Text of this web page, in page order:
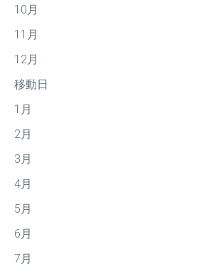
10月
11月
12月
移動日
1月
2月
3月
4月
5月
6月
7月